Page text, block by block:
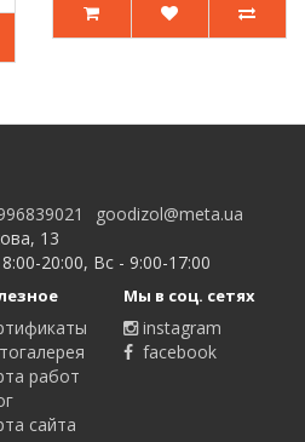
goodizol@meta.ua
13
20:00, Вс - 9:00-17:00
работ
сайта
Мы в соц. сетях
instagram
facebook